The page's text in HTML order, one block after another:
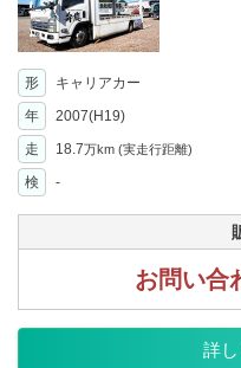
形 キャリアカー
年
2007(H19)
走 18.7万km (実走行距離)
検
-
お問い合
詳